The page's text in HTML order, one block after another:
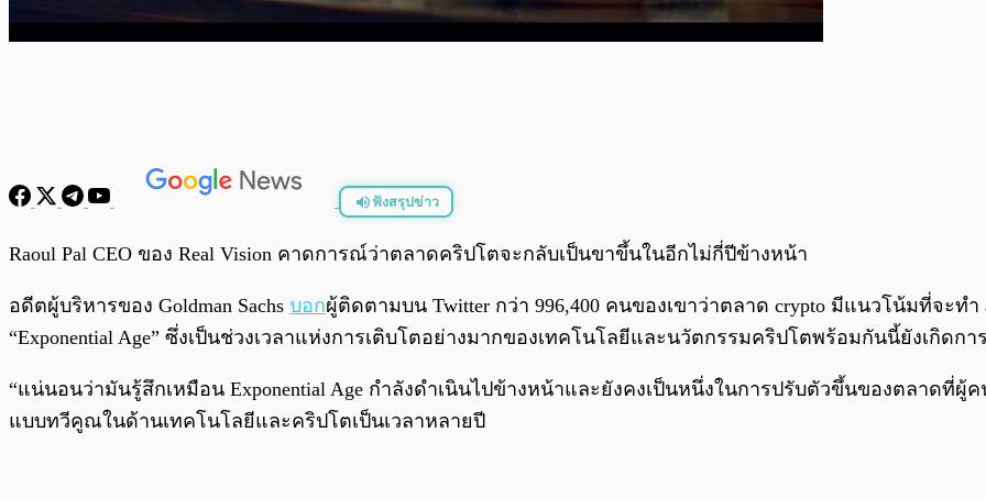
ฟังสรุปข่าว
พร้อมเล่น
Raoul Pal CEO ของ Real Vision คาดการณ์ว่าตลาดคริปโตจะกลับเป็นขาขึ้นในอีกไม่กี่ปีข้างหน้า
อดีตผู้บริหารของ Goldman Sachs บอกผู้ติดตามบน Twitter กว่า 996,400 คนของเขาว่าตลาด crypto มีแนวโน้มที่จะทำ
“Exponential Age” ซึ่งเป็นช่วงเวลาแห่งการเติบโตอย่างมากของเทคโนโลยีและนวัตกรรมคริปโตพร้อมกันนี้ยังเกิดก
“แน่นอนว่ามันรู้สึกเหมือน Exponential Age กำลังดำเนินไปข้างหน้าและยังคงเป็นหนึ่งในการปรับตัวขึ้นของตลาดที่ผู้
แบบทวีคูณในด้านเทคโนโลยีและคริปโตเป็นเวลาหลายปี